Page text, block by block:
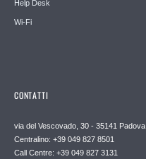
Help Desk
Wi-Fi
CONTATTI
via del Vescovado, 30 - 35141 Padova
Centralino: +39 049 827 8501
Call Centre: +39 049 827 3131